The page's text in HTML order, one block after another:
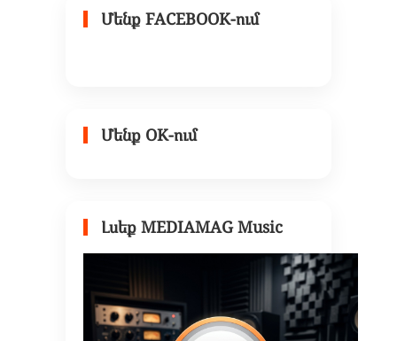
Մենք FACEBOOK-ում
Մենք OK-ում
Լսեք MEDIAMAG Music